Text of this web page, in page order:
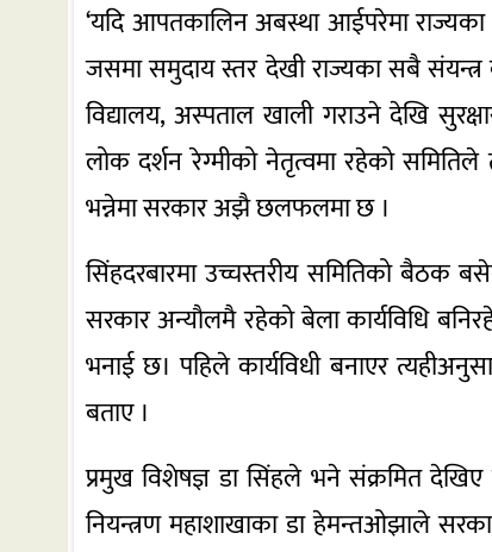
‘यदि आपतकालिन अबस्था आईपरेमा राज्यका
जसमा समुदाय स्तर देखी राज्यका सबै संयन्त्र
विद्यालय, अस्पताल खाली गराउने देखि
लोक दर्शन रेग्मीको नेतृत्वमा रहेको
भन्नेमा सरकार अझै छलफलमा छ ।
सिंहदरबारमा उच्चस्तरीय समितिको बैठक
सरकार अन्यौलमै रहेको बेला कार्यविधि
भनाई छ। पहिले कार्यविधी बनाएर
बताए ।
प्रमुख विशेषज्ञ डा सिंहले भने संक्रमित देखिए
नियन्त्रण महाशाखाका डा हेमन्तओझाले